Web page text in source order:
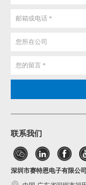
联系我们
深圳市赛特恩电子有限公司